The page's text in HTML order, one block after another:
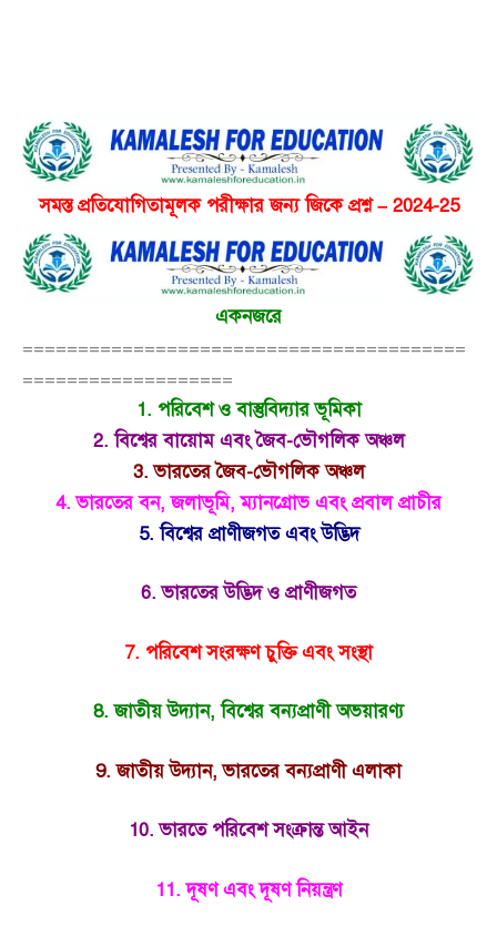
সমস্ত প্রতিযোগিতামূলক পরীক্ষার জন্য জিকে প্রশ্ন – 2024-25
একনজরে
========================================
===================
1. পরিবেশ ও বাস্তুবিদ্যার ভূমিকা
2. বিশ্বের বায়োম এবং জৈব-ভৌগলিক অঞ্চল
3. ভারতের জৈব-ভৌগলিক অঞ্চল
4. ভারতের বন, জলাভূমি, ম্যানগ্রোভ এবং প্রবাল প্রাচীর
5. বিশ্বের প্রাণীজগত এবং উদ্ভিদ
6. ভারতের উদ্ভিদ ও প্রাণীজগত
7. পরিবেশ সংরক্ষণ চুক্তি এবং সংস্থা
8. জাতীয় উদ্যান, বিশ্বের বন্যপ্রাণী অভয়ারণ্য
9. জাতীয় উদ্যান, ভারতের বন্যপ্রাণী এলাকা
10. ভারতে পরিবেশ সংক্রান্ত আইন
11. দূষণ এবং দূষণ নিয়ন্ত্রণ